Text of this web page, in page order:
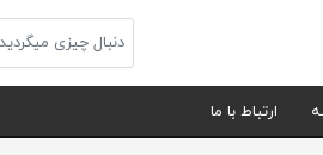
ارتباط با ما